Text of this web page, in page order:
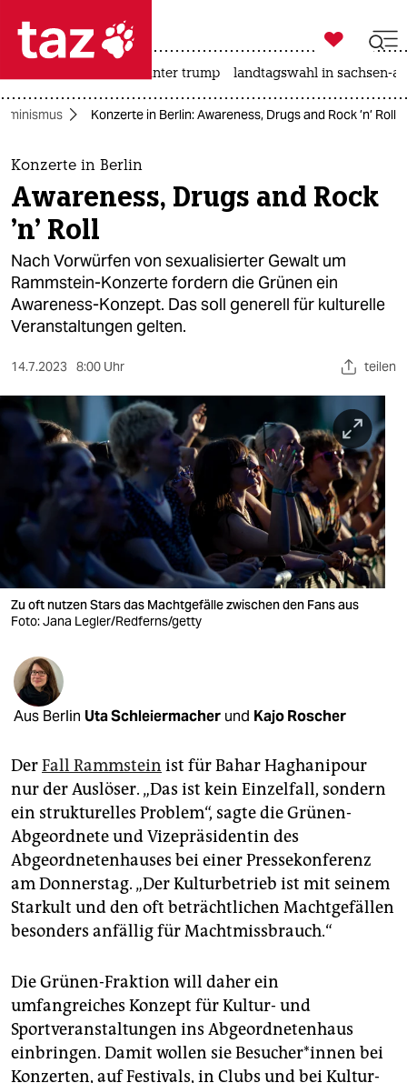
 taz zahl ich
taz zahl ich
themen
politik
öko
gesellschaft
kultur
sport
berlin
nord
wahrheit
verlag
verlag
veranstaltungen
fragen & hilfe
unterstützen
genossenschaft
epaper login

taz zahl ich
usa unter trump landtagswahl in sachsen-
Konzerte in Berlin: Awareness, Drugs and Rock ’n’ Roll
Konzerte in Berlin
Awareness, Drugs and Rock
’n’ Roll
Nach Vorwürfen von sexualisierter Gewalt um
Rammstein-Konzerte fordern die Grünen ein
Awareness-Konzept. Das soll generell für kulturelle
Veranstaltungen gelten.
14.7.2023 8:00 Uhr teilen
Zu oft nutzen Stars das Machtgefälle zwischen den Fans aus
Foto: Jana Legler/Redferns/getty
Aus Berlin Uta Schleiermacher und Kajo Roscher
DerFall Rammstein ist für Bahar Haghanipour
nur der Auslöser. „Das ist kein Einzelfall, sondern
ein strukturelles Problem“, sagte die Grünen-
Abgeordnete und Vizepräsidentin des
Abgeordnetenhauses bei einer Pressekonferenz
am Donnerstag. „Der Kulturbetrieb ist mit seinem
Starkult und den oft beträchtlichen Machtgefällen
besonders anfällig für Machtmissbrauch.“
Die Grünen-Fraktion will daher ein
umfangreiches Konzept für Kultur- und
Sportveranstaltungen ins Abgeordnetenhaus
einbringen. Damit wollen sie Be­su­che­r*in­nen bei
Konzerten, auf Festivals, in Clubs und bei Kultur-